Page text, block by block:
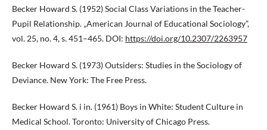
Becker Howard S. (1952) Social Class Variations in the Teacher-
Pupil Relationship. „American Journal of Educational Sociology”,
vol. 25, no. 4, s. 451–465. DOI: https://doi.org/10.2307/2263957
Becker Howard S. (1973) Outsiders: Studies in the Sociology of
Deviance. New York: The Free Press.
Becker Howard S. i in. (1961) Boys in White: Student Culture in
Medical School. Toronto: University of Chicago Press.